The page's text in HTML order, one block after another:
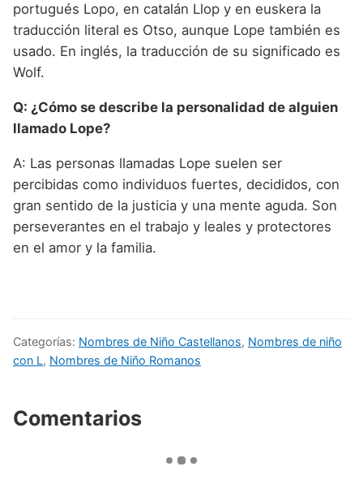
portugués Lopo, en catalán Llop y en euskera la
traducción literal es Otso, aunque Lope también es
usado. En inglés, la traducción de su significado es
Wolf.
Q: ¿Cómo se describe la personalidad de alguien
llamado Lope?
A: Las personas llamadas Lope suelen ser
percibidas como individuos fuertes, decididos, con
gran sentido de la justicia y una mente aguda. Son
perseverantes en el trabajo y leales y protectores
en el amor y la familia.
Categorías: Nombres de Niño Castellanos, Nombres de niño
con L, Nombres de Niño Romanos
Comentarios